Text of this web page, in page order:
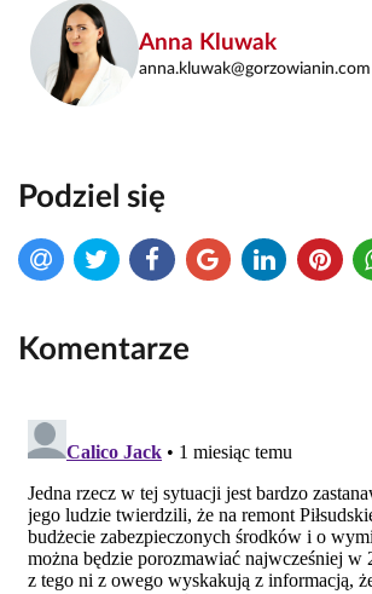
Anna Kluwak
anna.kluwak@gorzowianin.com
Podziel się
Komentarze